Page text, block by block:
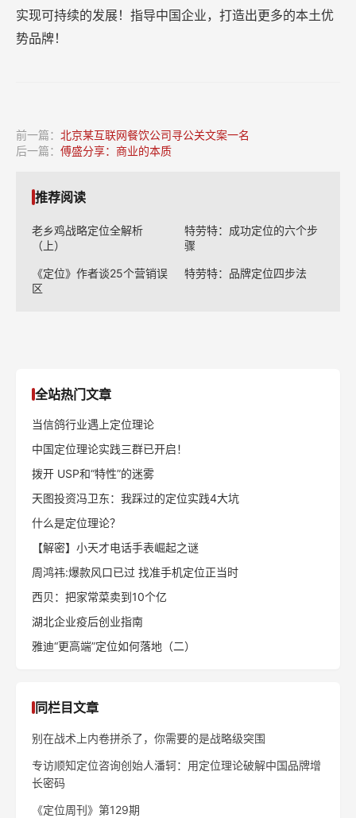
实现可持续的发展！指导中国企业，打造出更多的本土优
势品牌！
前一篇： 北京某互联网餐饮公司寻公关文案一名
后一篇： 傅盛分享：商业的本质
推荐阅读
老乡鸡战略定位全解析
（上）
特劳特：成功定位的六个步
骤
《定位》作者谈25个营销误
区
特劳特：品牌定位四步法
全站热门文章
当信鸽行业遇上定位理论
中国定位理论实践三群已开启！
拨开 USP和“特性”的迷雾
天图投资冯卫东：我踩过的定位实践4大坑
什么是定位理论？
【解密】小天才电话手表崛起之谜
周鸿祎:爆款风口已过 找准手机定位正当时
西贝：把家常菜卖到10个亿
湖北企业疫后创业指南
雅迪“更高端”定位如何落地（二）
同栏目文章
别在战术上内卷拼杀了，你需要的是战略级突围
专访顺知定位咨询创始人潘轲：用定位理论破解中国品牌增
长密码
《定位周刊》第129期